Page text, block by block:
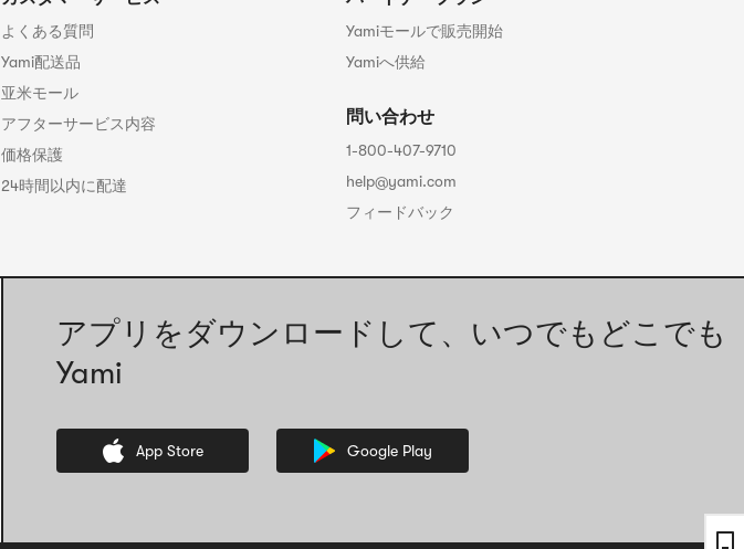
よくある質問
Yami配送品
亚米モール
アフターサービス内容
価格保護
24時間以内に配達
Yamiモールで販売開始
Yamiへ供給
問い合わせ
1-800-407-9710
help@yami.com
フィードバック
アプリをダウンロードして、いつでもどこでも
Yami
App Store Google Play